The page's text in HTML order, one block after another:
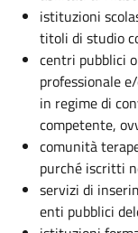
istituzioni
titoli di studio
centri pubblici
professionale
in regime di
competente,
comunità
purché iscritti
servizi di
enti pubblici